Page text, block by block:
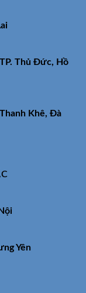
Thủ Đức, Hồ
Khê, Đà
Yên